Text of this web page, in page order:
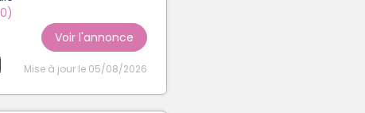
Voir l'annonce
Mise à jour le 05/08/2026